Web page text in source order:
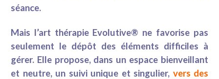
séance.
Mais l’art thérapie Evolutive® ne favorise pas
seulement le dépôt des éléments difficiles à
gérer. Elle propose, dans un espace bienveillant
et neutre, un suivi unique et singulier, vers des